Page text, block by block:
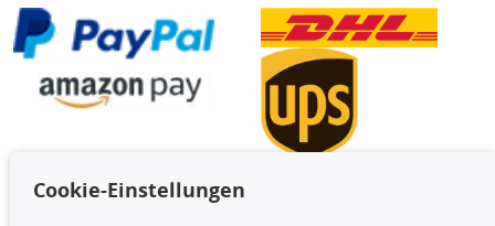
Cookie-Einstellungen